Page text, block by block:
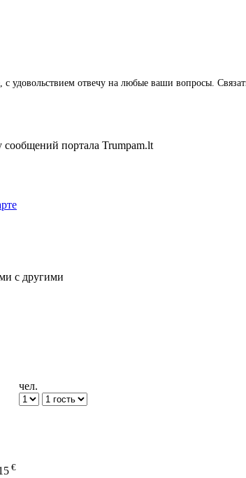
с удовольствием отвечу на любые ваши вопросы.
сообщений портала Trumpam.lt
с другими
чел.
€